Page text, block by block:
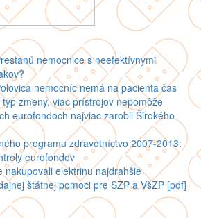
nemocnice s neefektívnymi
nemocníc nemá na pacienta čas
zmeny, viac prístrojov nepomôže
eurofondoch najviac zarobil Širokého
programu zdravotníctvo 2007-2013:
eurofondov
nakupovali elektrinu najdrahšie
štátnej pomoci pre SZP a VšZP [pdf]